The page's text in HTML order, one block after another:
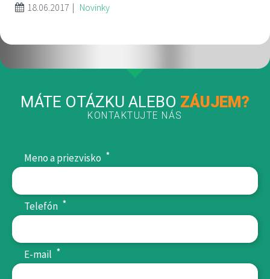
18.06.2017 | Novinky
MÁTE OTÁZKU ALEBO ZÁUJEM?
KONTAKTUJTE NÁS
Meno a priezvisko *
Telefón *
E-mail *